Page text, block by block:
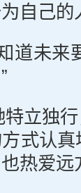
自己
道未来
特立独
式认
热爱远